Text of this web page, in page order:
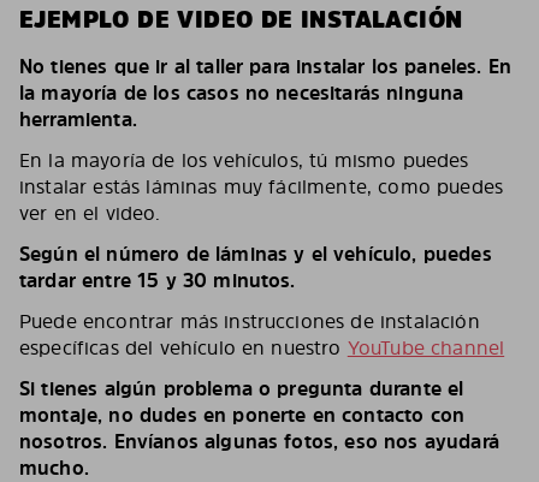
EJEMPLO DE VIDEO DE INSTALACIÓN
No tienes que ir al taller para instalar los paneles. En
la mayoría de los casos no necesitarás ninguna
herramienta.
En la mayoría de los vehículos, tú mismo puedes
instalar estás láminas muy fácilmente, como puedes
ver en el video.
Según el número de láminas y el vehículo, puedes
tardar entre 15 y 30 minutos.
Puede encontrar más instrucciones de instalación
específicas del vehículo en nuestro YouTube channel
Si tienes algún problema o pregunta durante el
montaje, no dudes en ponerte en contacto con
nosotros. Envíanos algunas fotos, eso nos ayudará
mucho.